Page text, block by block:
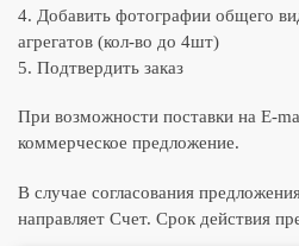
4. Добавить фотографии общего
агрегатов (кол-во до 4шт)
5. Подтвердить заказ
При возможности поставки на E-
коммерческое предложение.
В случае согласования
направляет Счет. Срок действия